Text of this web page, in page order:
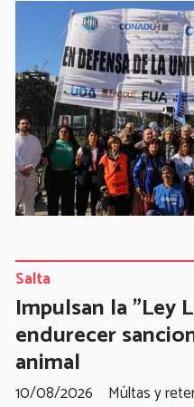
Impulsan la "Ley
endurecer
animal
Múltas y
Salta
10/08/2026